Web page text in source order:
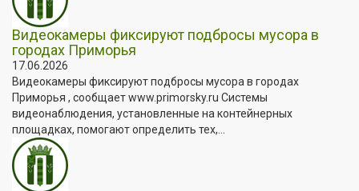
Видеокамеры фиксируют подбросы мусора в
городах Приморья
17.06.2026
Видеокамеры фиксируют подбросы мусора в городах
Приморья , сообщает www.primorsky.ru Системы
видеонаблюдения, установленные на контейнерных
площадках, помогают определить тех,...